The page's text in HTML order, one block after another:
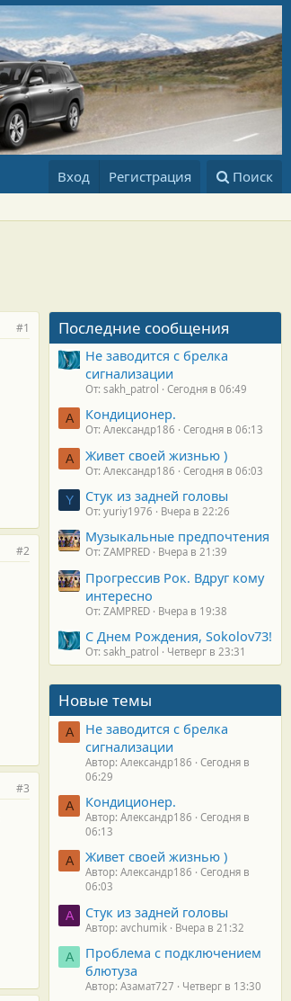
Вход Регистрация Поиск
#1
#2
#3
Последние сообщения
Не заводится с брелка
сигнализации
От: sakh_patrol Сегодня в 06:49
А Кондиционер.
От: Александр186 Сегодня в 06:13
А Живет своей жизнью )
От: Александр186 Сегодня в 06:03
Y Стук из задней головы
От: yuriy1976 Вчера в 22:26
Музыкальные предпочтения
От: ZAMPRED Вчера в 21:39
Прогрессив Рок. Вдруг кому
интересно
От: ZAMPRED Вчера в 19:38
С Днем Рождения, Sokolov73!
От: sakh_patrol Четверг в 23:31
Новые темы
А
Не заводится с брелка
сигнализации
Автор: Александр186
Сегодня в
06:29
А Кондиционер.
Автор: Александр186
Сегодня в
06:13
А Живет своей жизнью )
Автор: Александр186
Сегодня в
06:03
A Стук из задней головы
Автор: avchumik Вчера в 21:32
А
Проблема с подключением
блютуза
Автор: Азамат727 Четверг в 13:30